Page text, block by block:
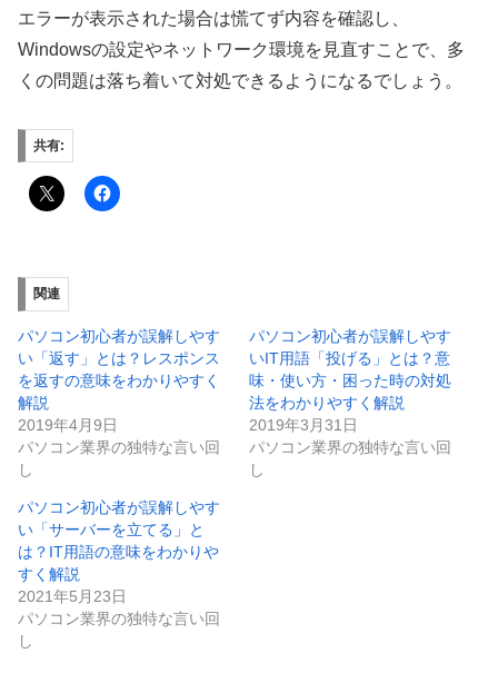
エラーが表示された場合は慌てず内容を確認し、
Windowsの設定やネットワーク環境を見直すことで、多
くの問題は落ち着いて対処できるようになるでしょう。
共有:
関連
パソコン初心者が誤解しやす
い「返す」とは？レスポンス
を返すの意味をわかりやすく
解説
2019年4月9日
パソコン業界の独特な言い回
し
パソコン初心者が誤解しやす
いIT用語「投げる」とは？意
味・使い方・困った時の対処
法をわかりやすく解説
2019年3月31日
パソコン業界の独特な言い回
し
パソコン初心者が誤解しやす
い「サーバーを立てる」と
は？IT用語の意味をわかりや
すく解説
2021年5月23日
パソコン業界の独特な言い回
し